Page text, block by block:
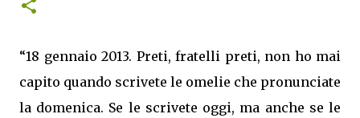
“18 gennaio 2013. Preti, fratelli preti, non ho mai
capito quando scrivete le omelie che pronunciate
la domenica. Se le scrivete oggi, ma anche se le